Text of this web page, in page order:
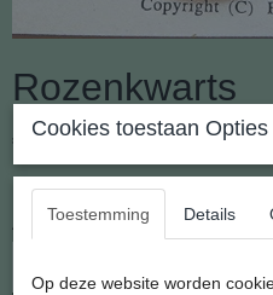
Rozenkwarts
€ 12,95
✓Op voorraad- Levertijd 2 - 3
Aantal
Cookies toestaan Opties
Toestemming Details
Op deze website worden